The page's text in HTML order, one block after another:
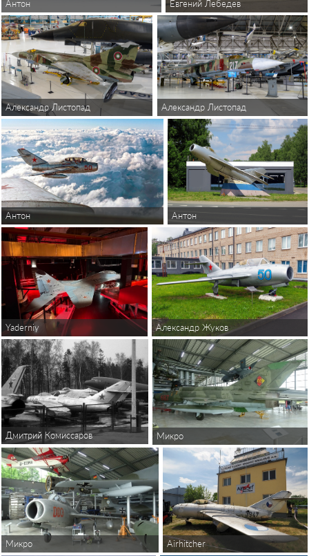
Антон Евгений Лебедев
Александр Листопад Александр Листопад
Антон Антон
Yaderniy Александр Жуков
Дмитрий Комиссаров Микро
Микро Airhitcher